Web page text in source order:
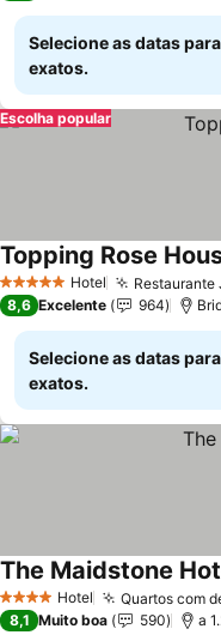
Selecione as datas
exatos.
Escolha popular
5 Estrelas Hotel Restaurante
Topping Rose
8,6 Excelente 964
Selecione as datas
exatos.
4 EstrelasHotel Quartos com
The Maidstone
8,1 Muito boa 590 a